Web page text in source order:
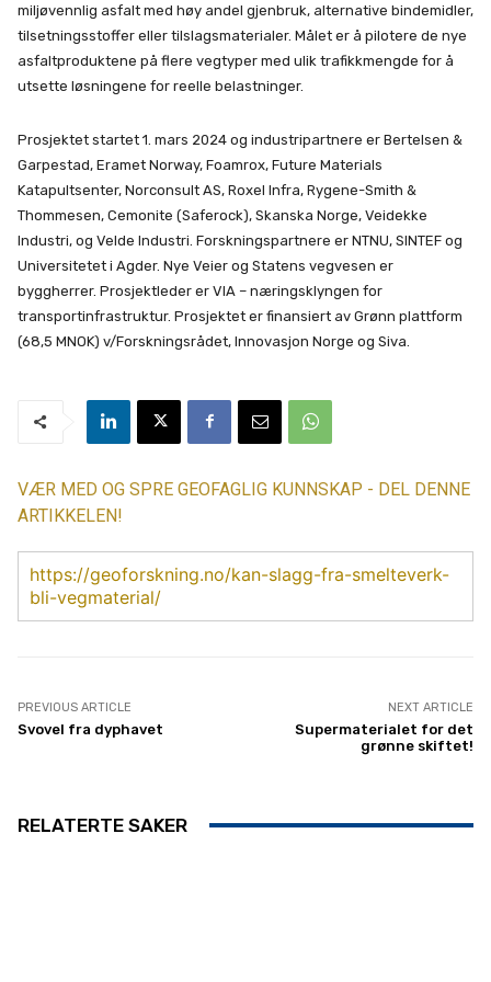
miljøvennlig asfalt med høy andel gjenbruk, alternative bindemidler,
tilsetningsstoffer eller tilslagsmaterialer. Målet er å pilotere de nye
asfaltproduktene på flere vegtyper med ulik trafikkmengde for å
utsette løsningene for reelle belastninger.
Prosjektet startet 1. mars 2024 og industripartnere er Bertelsen &
Garpestad, Eramet Norway, Foamrox, Future Materials
Katapultsenter, Norconsult AS, Roxel Infra, Rygene-Smith &
Thommesen, Cemonite (Saferock), Skanska Norge, Veidekke
Industri, og Velde Industri. Forskningspartnere er NTNU, SINTEF og
Universitetet i Agder. Nye Veier og Statens vegvesen er
byggherrer. Prosjektleder er VIA – næringsklyngen for
transportinfrastruktur. Prosjektet er finansiert av Grønn plattform
(68,5 MNOK) v/Forskningsrådet, Innovasjon Norge og Siva.
VÆR MED OG SPRE GEOFAGLIG KUNNSKAP - DEL DENNE
ARTIKKELEN!
https://geoforskning.no/kan-slagg-fra-smelteverk-
bli-vegmaterial/
PREVIOUS ARTICLE
Svovel fra dyphavet
NEXT ARTICLE
Supermaterialet for det
grønne skiftet!
RELATERTE SAKER